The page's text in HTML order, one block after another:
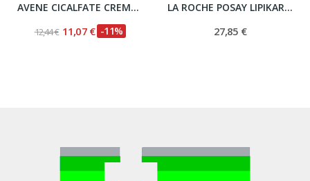
AVENE CICALFATE CREMA REPARADORA 40 ML
12,44 € 11,07 € -11%
LA ROCHE POSAY LIPIKAR LECHE CORPORAL...
27,85 €